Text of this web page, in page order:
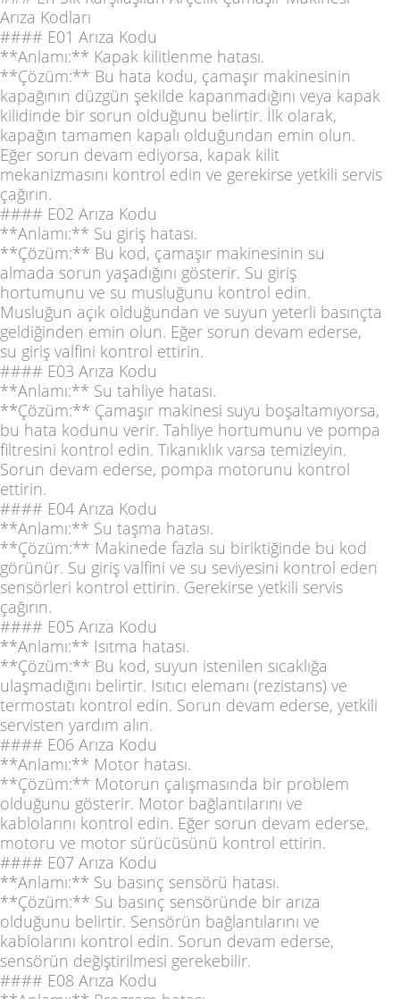
Arıza Kodları
#### E01 Arıza Kodu
**Anlamı:** Kapak kilitlenme hatası.
**Çözüm:** Bu hata kodu, çamaşır makinesinin
kapağının düzgün şekilde kapanmadığını veya kapak
kilidinde bir sorun olduğunu belirtir. İlk olarak,
kapağın tamamen kapalı olduğundan emin olun.
Eğer sorun devam ediyorsa, kapak kilit
mekanizmasını kontrol edin ve gerekirse yetkili servis
çağırın.
#### E02 Arıza Kodu
**Anlamı:** Su giriş hatası.
**Çözüm:** Bu kod, çamaşır makinesinin su
almada sorun yaşadığını gösterir. Su giriş
hortumunu ve su musluğunu kontrol edin.
Musluğun açık olduğundan ve suyun yeterli basınçta
geldiğinden emin olun. Eğer sorun devam ederse,
su giriş valfini kontrol ettirin.
#### E03 Arıza Kodu
**Anlamı:** Su tahliye hatası.
**Çözüm:** Çamaşır makinesi suyu boşaltamıyorsa,
bu hata kodunu verir. Tahliye hortumunu ve pompa
filtresini kontrol edin. Tıkanıklık varsa temizleyin.
Sorun devam ederse, pompa motorunu kontrol
ettirin.
#### E04 Arıza Kodu
**Anlamı:** Su taşma hatası.
**Çözüm:** Makinede fazla su biriktiğinde bu kod
görünür. Su giriş valfini ve su seviyesini kontrol eden
sensörleri kontrol ettirin. Gerekirse yetkili servis
çağırın.
#### E05 Arıza Kodu
**Anlamı:** Isıtma hatası.
**Çözüm:** Bu kod, suyun istenilen sıcaklığa
ulaşmadığını belirtir. Isıtıcı elemanı (rezistans) ve
termostatı kontrol edin. Sorun devam ederse, yetkili
servisten yardım alın.
#### E06 Arıza Kodu
**Anlamı:** Motor hatası.
**Çözüm:** Motorun çalışmasında bir problem
olduğunu gösterir. Motor bağlantılarını ve
kablolarını kontrol edin. Eğer sorun devam ederse,
motoru ve motor sürücüsünü kontrol ettirin.
#### E07 Arıza Kodu
**Anlamı:** Su basınç sensörü hatası.
**Çözüm:** Su basınç sensöründe bir arıza
olduğunu belirtir. Sensörün bağlantılarını ve
kablolarını kontrol edin. Sorun devam ederse,
sensörün değiştirilmesi gerekebilir.
#### E08 Arıza Kodu